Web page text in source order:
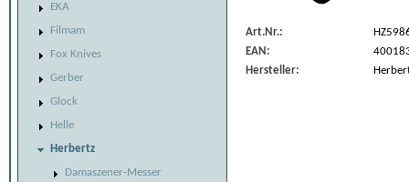
EKA
Filmam
Fox Knives
Gerber
Glock
Helle
Herbertz
Damaszener-Messer
Art.Nr.:
EAN:
Hersteller: